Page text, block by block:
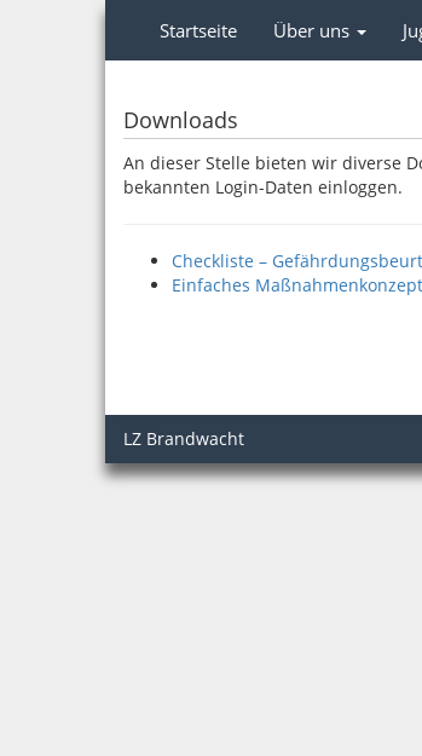
Startseite Über uns
Downloads
An dieser Stelle bieten wir diverse
bekannten Login-Daten einloggen.
Checkliste –
Einfaches
LZ Brandwacht